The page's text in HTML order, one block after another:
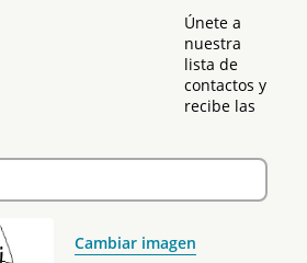
Únete a
nuestra
lista de
contactos y
recibe las
Cambiar imagen